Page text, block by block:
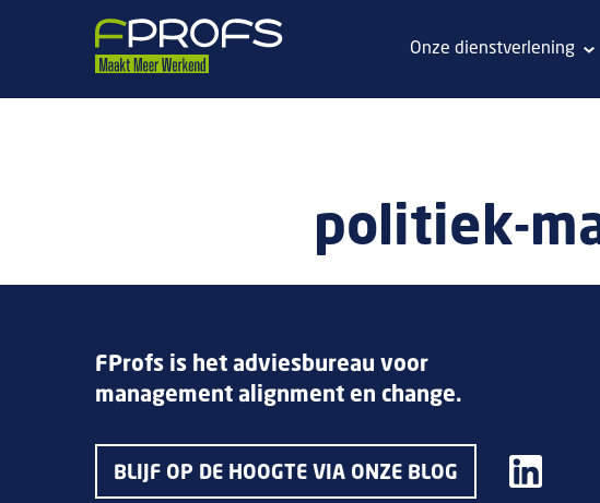
Onze dienstverlening
politiek-
FProfs is het adviesbureau voor
management alignment en change.
BLIJF OP DE HOOGTE VIA ONZE BLOG